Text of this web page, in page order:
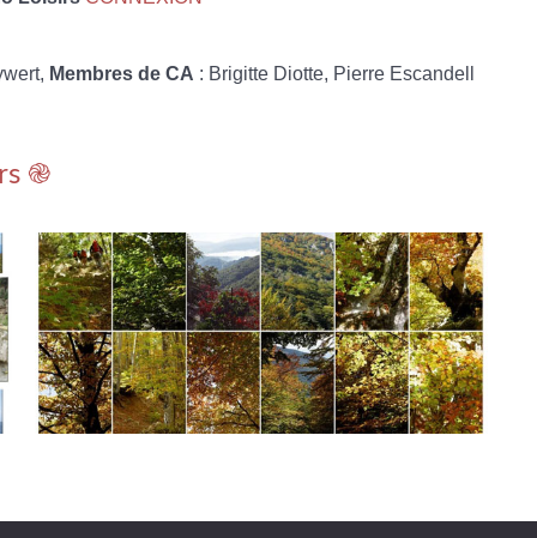
Membres de CA : Brigitte Diotte, Pierre Escandell
֎